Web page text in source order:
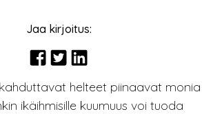
Jaa kirjoitus:
helteet piinaavat monia
ikäihmisille kuumuus voi tuoda